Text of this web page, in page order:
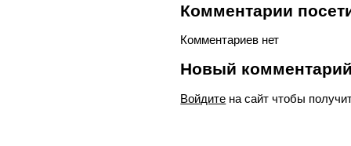
Комментарии
Комментариев нет
Новый
Войдите на сайт чтобы